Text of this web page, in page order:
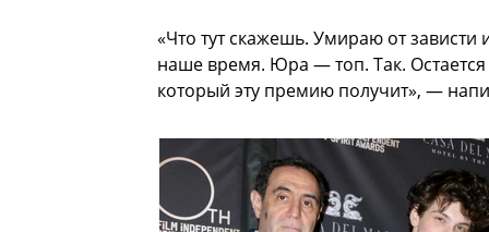
«Что тут скажешь. Умираю от зависти
наше время. Юра — топ. Так.
который эту премию получит», —